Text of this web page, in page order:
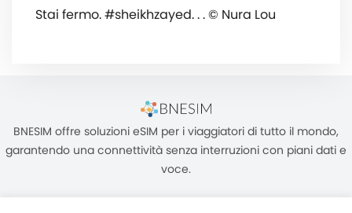
Stai fermo. #sheikhzayed. . . © Nura Lou
BNESIM offre soluzioni eSIM per i viaggiatori di tutto il mondo,
garantendo una connettività senza interruzioni con piani dati e
voce.